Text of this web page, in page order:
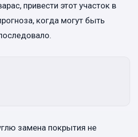
привести этот участок в
когда могут быть
замена покрытия не